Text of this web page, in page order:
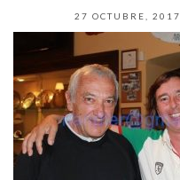
27 OCTUBRE, 2017